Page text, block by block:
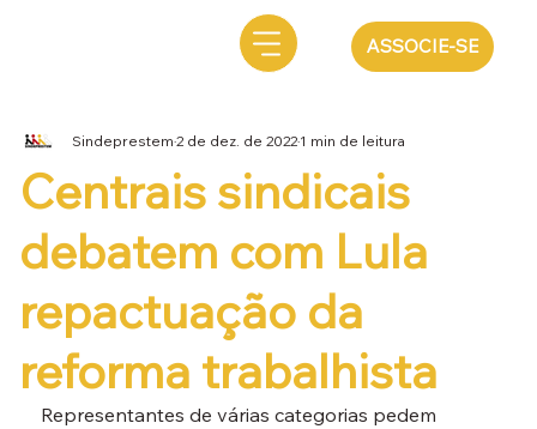
ASSOCIE-SE
Centrais sindicais
debatem com Lula
repactuação da
reforma trabalhista
Sindeprestem2 de dez. de 20221 min de leitura
Representantes de várias categorias pedem